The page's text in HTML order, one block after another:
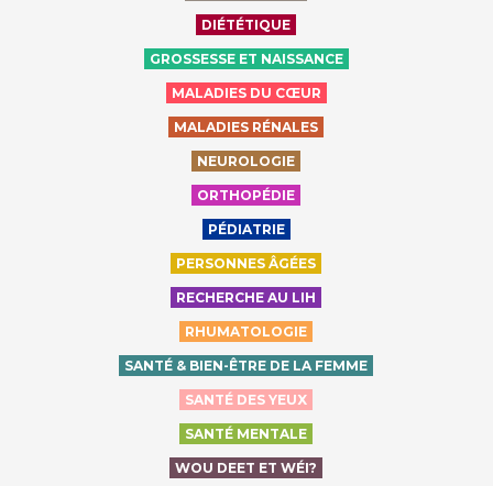
DIÉTÉTIQUE
GROSSESSE ET NAISSANCE
MALADIES DU CŒUR
MALADIES RÉNALES
NEUROLOGIE
ORTHOPÉDIE
PÉDIATRIE
PERSONNES ÂGÉES
RECHERCHE AU LIH
RHUMATOLOGIE
SANTÉ & BIEN-ÊTRE DE LA FEMME
SANTÉ DES YEUX
SANTÉ MENTALE
WOU DEET ET WÉI?